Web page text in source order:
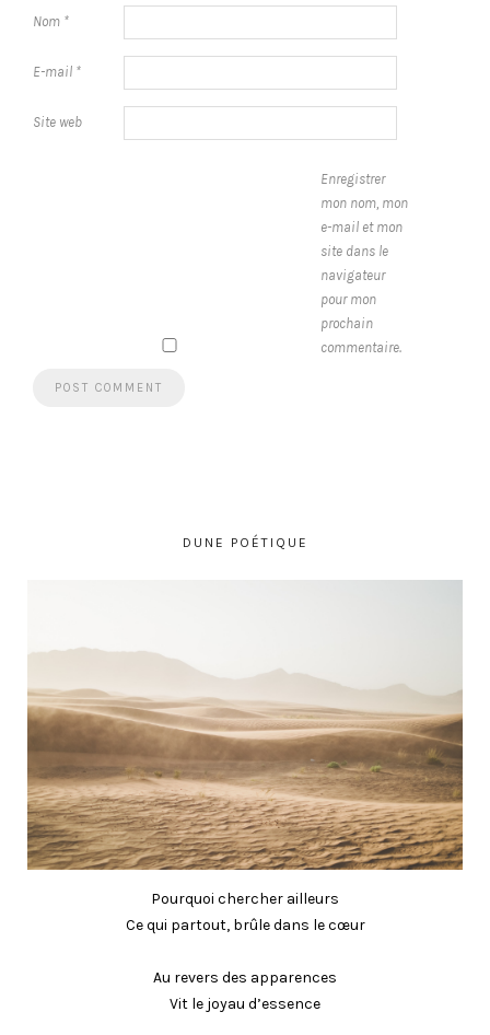
Nom *
E-mail *
Site web
Enregistrer
mon nom, mon
e-mail et mon
site dans le
navigateur
pour mon
prochain
commentaire.
DUNE POÉTIQUE
Pourquoi chercher ailleurs
Ce qui partout, brûle dans le cœur
Au revers des apparences
Vit le joyau d’essence